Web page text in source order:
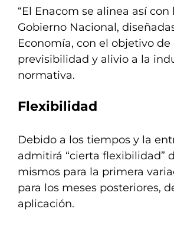
“El Enacom se alinea así
Gobierno Nacional,
Economía, con el objetivo
previsibilidad y alivio a la
normativa.
Flexibilidad
Debido a los tiempos y la
admitirá “cierta flexibilidad”
mismos para la primera
para los meses posteriores,
aplicación.